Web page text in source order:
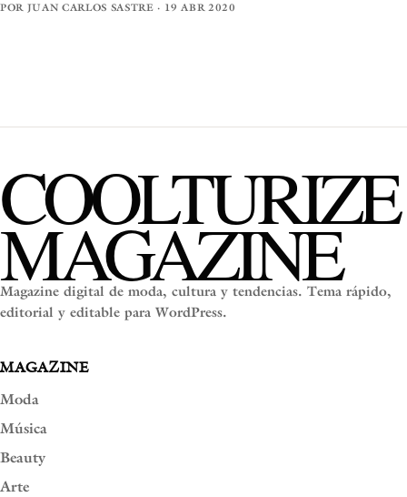
POR JUAN CARLOS SASTRE · 19 ABR 2020
COOLTURIZE
MAGAZINE
Magazine digital de moda, cultura y tendencias. Tema rápido,
editorial y editable para WordPress.
MAGAZINE
Moda
Música
Beauty
Arte